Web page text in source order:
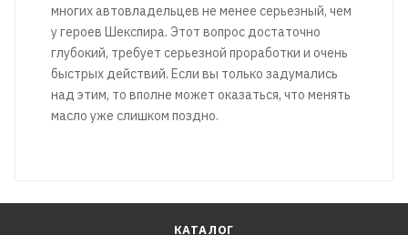
многих автовладельцев не менее серьезный, чем
у героев Шекспира. Этот вопрос достаточно
глубокий, требует серьезной проработки и очень
быстрых действий. Если вы только задумались
над этим, то вполне может оказаться, что менять
масло уже слишком поздно.
КАТАЛОГ